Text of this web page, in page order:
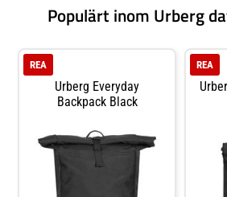
Populärt inom Urberg
Urberg Everyday
Backpack Black
REA REA